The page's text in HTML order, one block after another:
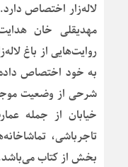
لاله‌زار اختصاص
مهدیقلی خان
روایت‌هایی از باغ
به خود اختصاص
شرحی از وضعیت
خیابان از جمله
تاجرباشی،
بخش از کتاب